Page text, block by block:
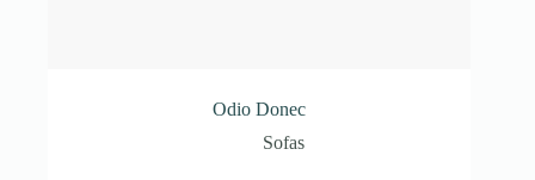
Odio Donec
Sofas